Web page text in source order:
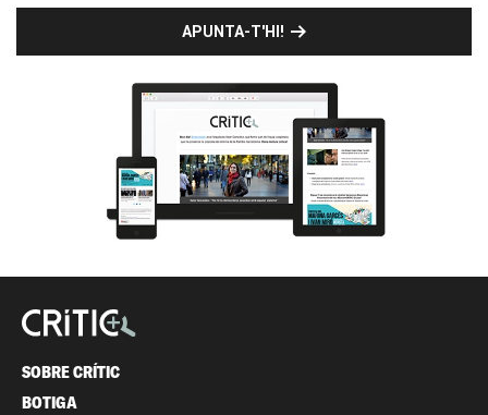
APUNTA-T'HI!
SOBRE CRÍTIC
BOTIGA